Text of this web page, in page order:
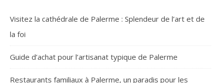
Visitez la cathédrale de Palerme : Splendeur de l’art et de
la foi
Guide d’achat pour l’artisanat typique de Palerme
Restaurants familiaux à Palerme, un paradis pour les